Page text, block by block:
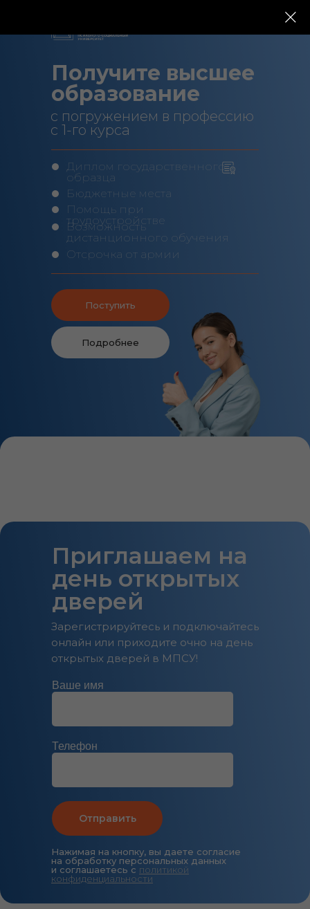
Отсрочка от армии
Подробнее
Получите высшее
образование
с погружением в профессию
с 1-го курса
Диплом государственного
образца
Бюджетные места
Помощь при
трудоустройстве
Возможность
дистанционного обучения
Поступить
Приглашаем на
день открытых
дверей
Ваше имя
Телефон
Отправить
Нажимая на кнопку, вы даете согласие
на обработку персональных данных
и соглашаетесь c политикой
конфиденциальности
Зарегистрируйтесь и подключайтесь
онлайн или приходите очно на день
открытых дверей в МПСУ!